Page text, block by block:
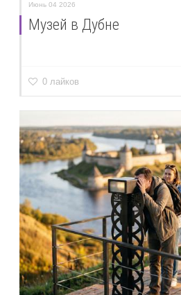
Июнь 04 2026
Музей в Дубне
0 лайков